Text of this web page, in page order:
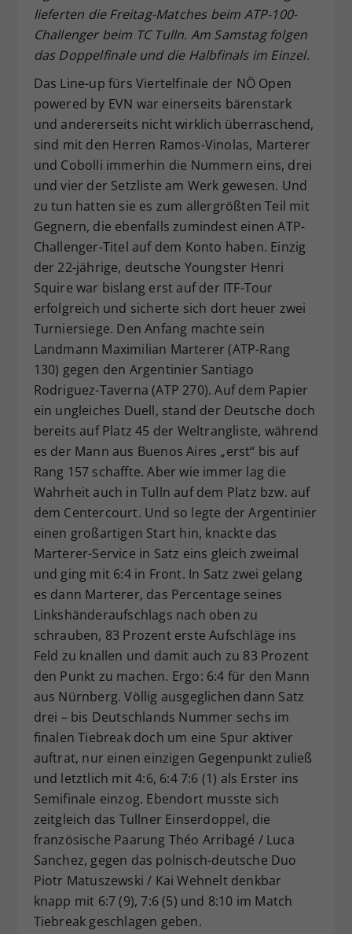
lieferten die Freitag-Matches beim ATP-100-
Challenger beim TC Tulln. Am Samstag folgen
das Doppelfinale und die Halbfinals im Einzel.
Das Line-up fürs Viertelfinale der NÖ Open
powered by EVN war einerseits bärenstark
und andererseits nicht wirklich überraschend,
sind mit den Herren Ramos-Vinolas, Marterer
und Cobolli immerhin die Nummern eins, drei
und vier der Setzliste am Werk gewesen. Und
zu tun hatten sie es zum allergrößten Teil mit
Gegnern, die ebenfalls zumindest einen ATP-
Challenger-Titel auf dem Konto haben. Einzig
der 22-jährige, deutsche Youngster Henri
Squire war bislang erst auf der ITF-Tour
erfolgreich und sicherte sich dort heuer zwei
Turniersiege. Den Anfang machte sein
Landmann Maximilian Marterer (ATP-Rang
130) gegen den Argentinier Santiago
Rodriguez-Taverna (ATP 270). Auf dem Papier
ein ungleiches Duell, stand der Deutsche doch
bereits auf Platz 45 der Weltrangliste, während
es der Mann aus Buenos Aires „erst“ bis auf
Rang 157 schaffte. Aber wie immer lag die
Wahrheit auch in Tulln auf dem Platz bzw. auf
dem Centercourt. Und so legte der Argentinier
einen großartigen Start hin, knackte das
Marterer-Service in Satz eins gleich zweimal
und ging mit 6:4 in Front. In Satz zwei gelang
es dann Marterer, das Percentage seines
Linkshänderaufschlags nach oben zu
schrauben, 83 Prozent erste Aufschläge ins
Feld zu knallen und damit auch zu 83 Prozent
den Punkt zu machen. Ergo: 6:4 für den Mann
aus Nürnberg. Völlig ausgeglichen dann Satz
drei – bis Deutschlands Nummer sechs im
finalen Tiebreak doch um eine Spur aktiver
auftrat, nur einen einzigen Gegenpunkt zuließ
und letztlich mit 4:6, 6:4 7:6 (1) als Erster ins
Semifinale einzog. Ebendort musste sich
zeitgleich das Tullner Einserdoppel, die
französische Paarung Théo Arribagé / Luca
Sanchez, gegen das polnisch-deutsche Duo
Piotr Matuszewski / Kai Wehnelt denkbar
knapp mit 6:7 (9), 7:6 (5) und 8:10 im Match
Tiebreak geschlagen geben.
Dieser Wert speichert Ihre Consent-
Einstellungen. Unter anderem eine
zufällig generierte ID, für die
vorgenommen Einstellungen, falls der
Webseiten-Betreiber dies eingestellt
hat.